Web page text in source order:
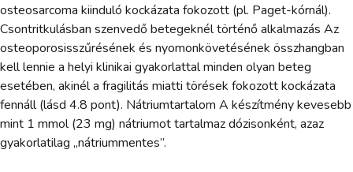
osteosarcoma kiinduló kockázata fokozott (pl. Paget-kórnál).
Csontritkulásban szenvedő betegeknél történő alkalmazás Az
osteoporosisszűrésének és nyomonkövetésének összhangban
kell lennie a helyi klinikai gyakorlattal minden olyan beteg
esetében, akinél a fragilitás miatti törések fokozott kockázata
fennáll (lásd 4.8 pont). Nátriumtartalom A készítmény kevesebb
mint 1 mmol (23 mg) nátriumot tartalmaz dózisonként, azaz
gyakorlatilag „nátriummentes”.